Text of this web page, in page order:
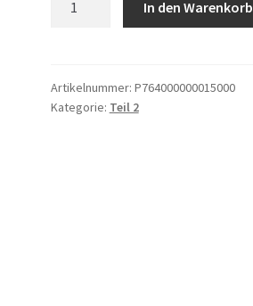
In den Warenkorb
Artikelnummer: P764000000015000
Kategorie: Teil 2